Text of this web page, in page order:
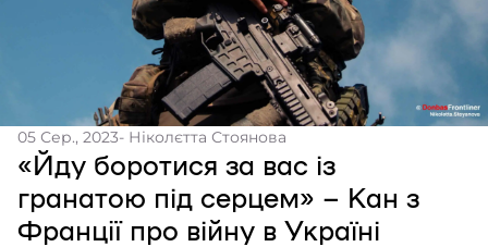
05 Сер., 2023- Ніколєтта Стоянова
«Йду боротися за вас із
гранатою під серцем» – Кан з
Франції про війну в Україні